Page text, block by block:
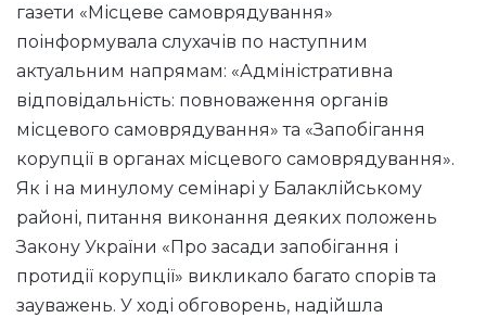
газети «Місцеве самоврядування»
поінформувала слухачів по наступним
актуальним напрямам: «Адміністративна
відповідальність: повноваження органів
місцевого самоврядування» та «Запобігання
корупції в органах місцевого самоврядування».
Як і на минулому семінарі у Балаклійському
районі, питання виконання деяких положень
Закону України «Про засади запобігання і
протидії корупції» викликало багато спорів та
зауважень. У ході обговорень, надійшла